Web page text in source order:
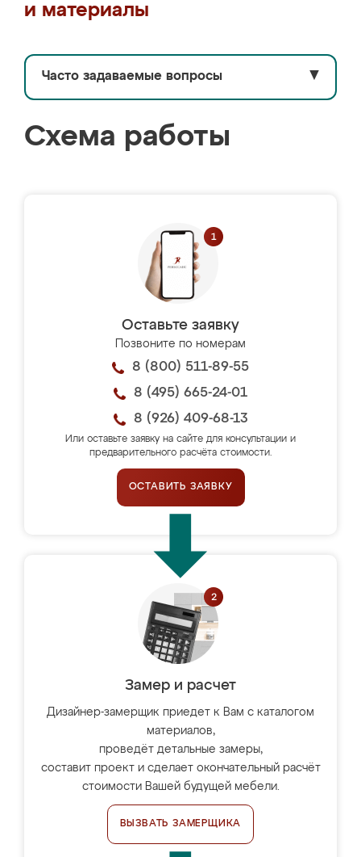
и материалы
Часто задаваемые вопросы ▼
Схема работы
Оставьте заявку
Позвоните по номерам
8 (800) 511-89-55
8 (495) 665-24-01
8 (926) 409-68-13
Или оставьте заявку на сайте для консультации и
предварительного расчёта стоимости.
ОСТАВИТЬ ЗАЯВКУ
Замер и расчет
Дизайнер-замерщик приедет к Вам с каталогом
материалов,
проведёт детальные замеры,
составит проект и сделает окончательный расчёт
стоимости Вашей будущей мебели.
ВЫЗВАТЬ ЗАМЕРЩИКА